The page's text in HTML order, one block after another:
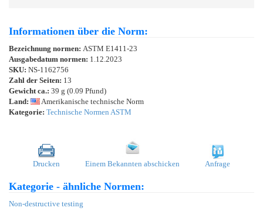
Informationen über die Norm:
Bezeichnung normen: ASTM E1411-23
Ausgabedatum normen: 1.12.2023
SKU: NS-1162756
Zahl der Seiten: 13
Gewicht ca.: 39 g (0.09 Pfund)
Land:
Amerikanische technische Norm
Kategorie: Technische Normen ASTM
Drucken Einem Bekannten abschicken Anfrage
Kategorie - ähnliche Normen:
Non-destructive testing